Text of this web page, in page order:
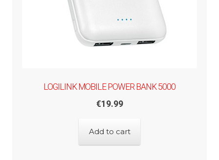
LOGILINK MOBILE POWER BANK 5000
€19.99
Add to cart